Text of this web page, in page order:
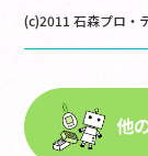
(c)2011 石森プロ・